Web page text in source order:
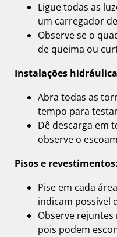
Ligue todas as
um carregador
Observe se o
de queima ou
Instalações
Abra todas as
tempo para
Dê descarga em
observe o
Pisos e revestimentos:
Pise em cada
indicam possível
Observe rejuntes
pois podem